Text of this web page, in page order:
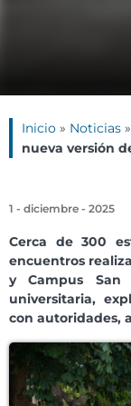
Inicio » Noticias »
nueva versión
1 - diciembre - 2025
Cerca de 300
encuentros
y Campus San
universitaria,
con autoridades,